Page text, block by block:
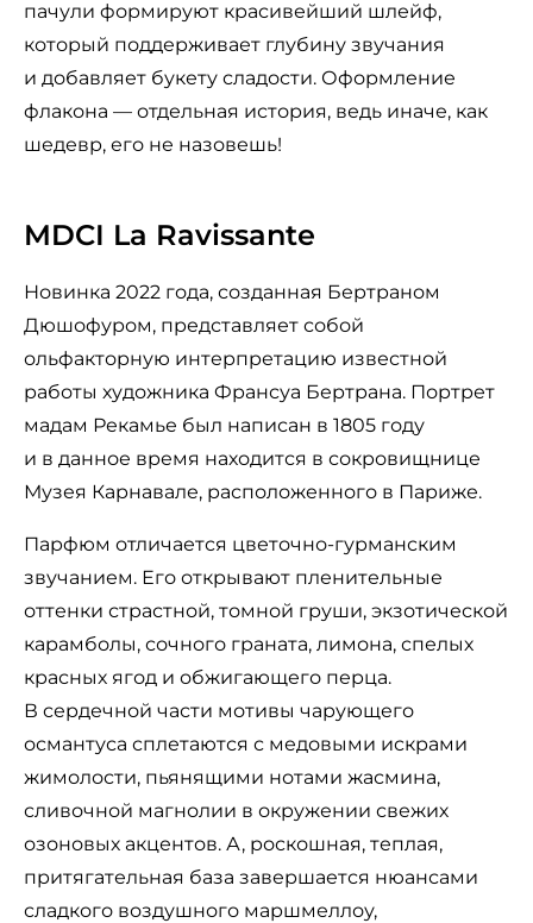
пачули формируют красивейший шлейф,
который поддерживает глубину звучания
и добавляет букету сладости. Оформление
флакона — отдельная история, ведь иначе, как
шедевр, его не назовешь!
MDCI La Ravissante
Новинка 2022 года, созданная Бертраном
Дюшофуром, представляет собой
ольфакторную интерпретацию известной
работы художника Франсуа Бертрана. Портрет
мадам Рекамье был написан в 1805 году
и в данное время находится в сокровищнице
Музея Карнавале, расположенного в Париже.
Парфюм отличается цветочно-гурманским
звучанием. Его открывают пленительные
оттенки страстной, томной груши, экзотической
карамболы, сочного граната, лимона, спелых
красных ягод и обжигающего перца.
В сердечной части мотивы чарующего
османтуса сплетаются с медовыми искрами
жимолости, пьянящими нотами жасмина,
сливочной магнолии в окружении свежих
озоновых акцентов. А, роскошная, теплая,
притягательная база завершается нюансами
сладкого воздушного маршмеллоу,